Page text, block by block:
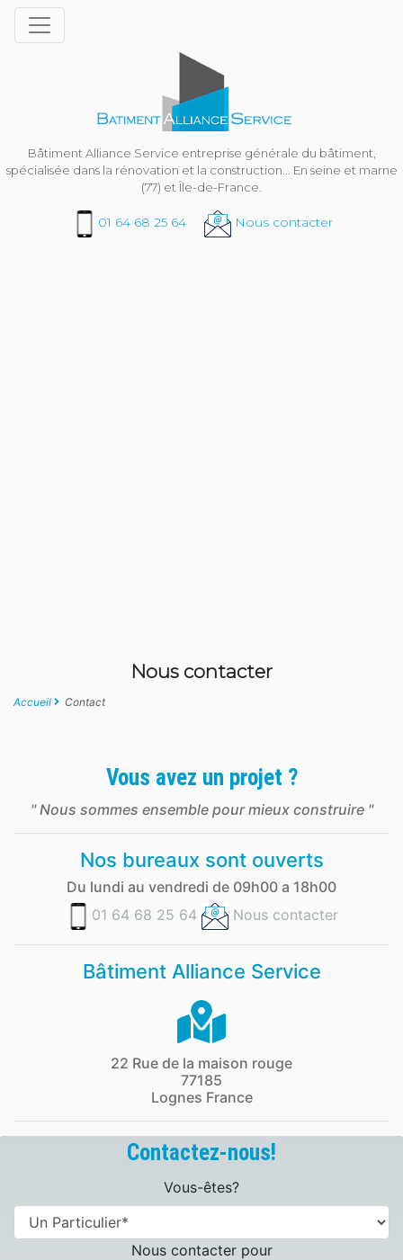
Bâtiment Alliance Service entreprise générale du bâtiment,
spécialisée dans la rénovation et la construction... En seine et marne
(77) et Île-de-France.
01 64 68 25 64 Nous contacter
Nous contacter
Accueil Contact
Vous avez un projet ?
" Nous sommes ensemble pour mieux construire "
Nos bureaux sont ouverts
Du lundi au vendredi de 09h00 a 18h00
01 64 68 25 64
Nous contacter
Bâtiment Alliance Service
22 Rue de la maison rouge
77185
Lognes France
Contactez-nous!
Vous-êtes?
Nous contacter pour